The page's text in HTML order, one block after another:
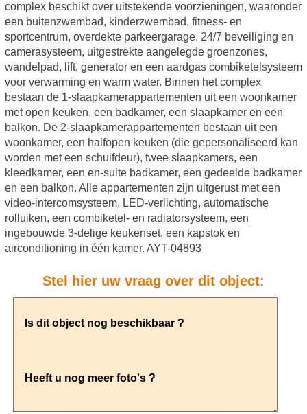
complex beschikt over uitstekende voorzieningen, waaronder
een buitenzwembad, kinderzwembad, fitness- en
sportcentrum, overdekte parkeergarage, 24/7 beveiliging en
camerasysteem, uitgestrekte aangelegde groenzones,
wandelpad, lift, generator en een aardgas combiketelsysteem
voor verwarming en warm water. Binnen het complex
bestaan de 1-slaapkamerappartementen uit een woonkamer
met open keuken, een badkamer, een slaapkamer en een
balkon. De 2-slaapkamerappartementen bestaan uit een
woonkamer, een halfopen keuken (die gepersonaliseerd kan
worden met een schuifdeur), twee slaapkamers, een
kleedkamer, een en-suite badkamer, een gedeelde badkamer
en een balkon. Alle appartementen zijn uitgerust met een
video-intercomsysteem, LED-verlichting, automatische
rolluiken, een combiketel- en radiatorsysteem, een
ingebouwde 3-delige keukenset, een kapstok en
airconditioning in één kamer. AYT-04893
Stel hier uw vraag over dit object: